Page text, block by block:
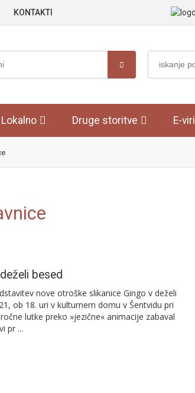
KONTAKTI
Lokalno Druge storitve E-viri
besed
nove otroške slikanice Gingo v deželi
ob 18. uri v kulturnem domu v Šentvidu pri
lutke preko »jezične« animacije zabaval
pr ...